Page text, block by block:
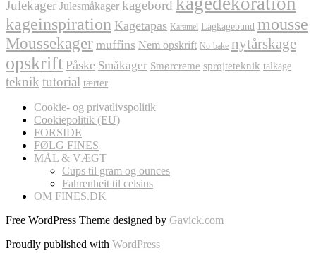
Julekager Julesmåkager kagebord
kageinspiration Kagetapas Karamel Lagkagebund mousse
Moussekager muffins Nem opskrift No-bake nytårskage
opskrift Påske Småkager Smørcreme sprøjteteknik talkage
teknik tutorial tærter
Cookie- og privatlivspolitik
Cookiepolitik (EU)
FORSIDE
FØLG FINES
MÅL & VÆGT
Cups til gram og ounces
Fahrenheit til celsius
OM FINES.DK
Free WordPress Theme designed by Gavick.com
Proudly published with WordPress